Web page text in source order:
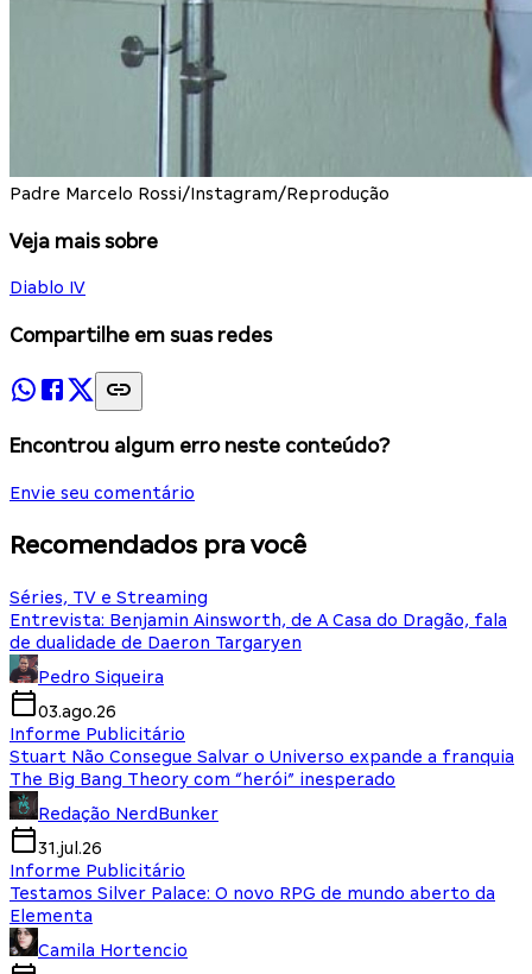
Padre Marcelo Rossi/Instagram/Reprodução
Veja mais sobre
Diablo IV
Compartilhe em suas redes
Encontrou algum erro neste conteúdo?
Envie seu comentário
Recomendados pra você
Séries, TV e Streaming
Entrevista: Benjamin Ainsworth, de A Casa do Dragão, fala
de dualidade de Daeron Targaryen
Pedro Siqueira
03.ago.26
Informe Publicitário
Stuart Não Consegue Salvar o Universo expande a franquia
The Big Bang Theory com “herói” inesperado
Redação NerdBunker
31.jul.26
Informe Publicitário
Testamos Silver Palace: O novo RPG de mundo aberto da
Elementa
Camila Hortencio